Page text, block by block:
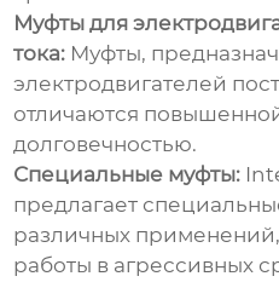
Муфты для
тока: Муфты,
электродвигателей
отличаются
долговечностью.
Специальные муфты:
предлагает
различных
работы в агрессивных